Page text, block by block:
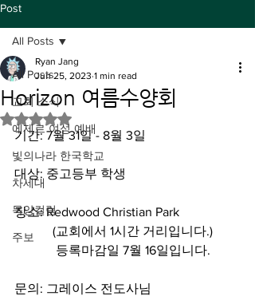
Post
All Posts
교회 소식
에제르 여성 예배
빛의나라 한국학교
차세대
목양컬럼
주보
All Posts
Horizon 여름수양회
Ryan Jang
Jun 25, 2023 1 min read
Rated NaN out of 5 stars.
기간: 7월 31일 - 8월 3일
대상: 중고등부 학생
장소: Redwood Christian Park
            (교회에서 1시간 거리입니다.)
             등록마감일 7월 16일입니다.
문의: 그레이스 전도사님